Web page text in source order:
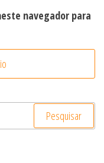
navegador para